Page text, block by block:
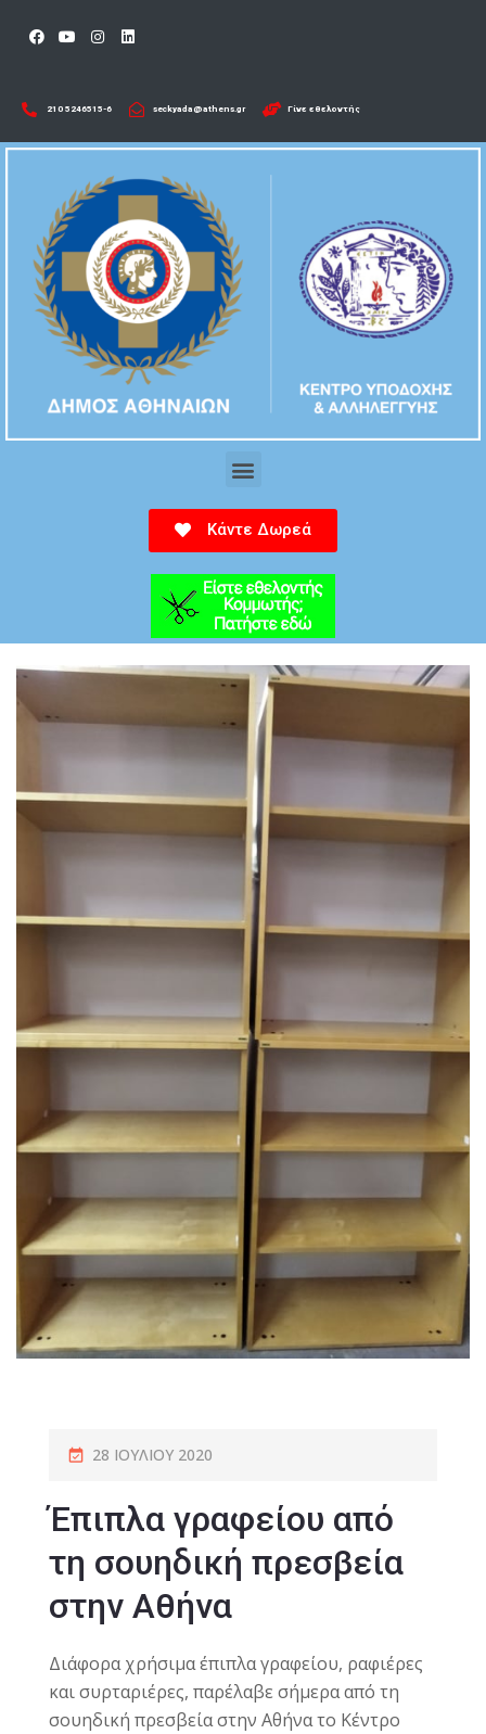
210 5246515-6​ seckyada@athens.gr Γίνε εθελοντής
Κάντε Δωρεά
28 ΙΟΥΛΊΟΥ 2020
Έπιπλα γραφείου από
τη σουηδική πρεσβεία
στην Αθήνα
Διάφορα χρήσιμα έπιπλα γραφείου, ραφιέρες
και συρταριέρες, παρέλαβε σήμερα από τη
σουηδική πρεσβεία στην Αθήνα το Κέντρο